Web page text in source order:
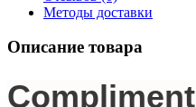
Методы доставки
Описание товара
Compliment